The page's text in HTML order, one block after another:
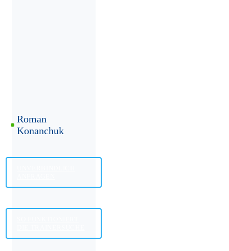
Roman
Konanchuk